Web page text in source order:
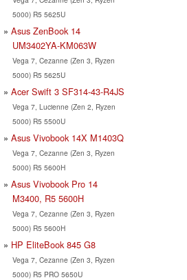
5000) R5 5625U
Asus ZenBook 14
UM3402YA-KM063W
Vega 7, Cezanne (Zen 3, Ryzen
5000) R5 5625U
Acer Swift 3 SF314-43-R4JS
Vega 7, Lucienne (Zen 2, Ryzen
5000) R5 5500U
Asus Vivobook 14X M1403Q
Vega 7, Cezanne (Zen 3, Ryzen
5000) R5 5600H
Asus Vivobook Pro 14
M3400, R5 5600H
Vega 7, Cezanne (Zen 3, Ryzen
5000) R5 5600H
HP EliteBook 845 G8
Vega 7, Cezanne (Zen 3, Ryzen
5000) R5 PRO 5650U